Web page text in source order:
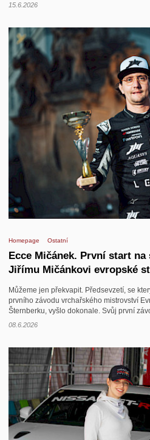
15.6.2026
Homepage Ostatní
Ecce Mičánek. První start
Jiřímu Mičánkovi evropské
Můžeme jen překvapit. Předsevzetí, se
prvního závodu vrchařského mistrovství
Šternberku, vyšlo dokonale. Svůj první
08.6.2026